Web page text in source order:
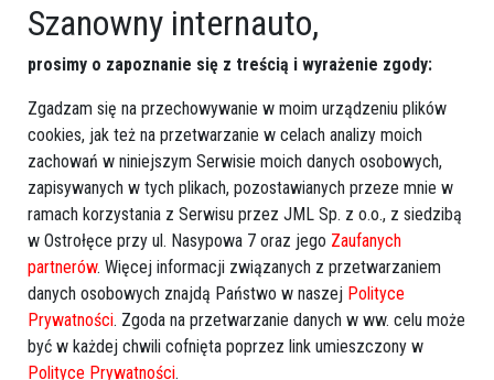
prośbę jednego z pracowników ustalonej agencji ochrony
wskazuje rzeczniczka ostrołęckiej prokuratury.
poważne konsekwencje.
Trwa śledztwo. Przesłuchiwani są
uczestnicy imprezy
Wobec podejrzanego Adama B. zastosowano wolnościowe
środki zapobiegawcze - dozór policji (obowiązek stawienia
się raz w tygodniu w jednostce policji), zakaz opuszczania
miejsca zamieszkania - informowanie o zamierzonym
opuszczeniu lub zmianie miejsca zamieszkania oraz zakaz
Szanowny internauto,
prosimy o zapoznanie się z treścią i wyrażenie zgody:
Zgadzam się na przechowywanie w moim urządzeniu plików
cookies, jak też na przetwarzanie w celach analizy moich
zachowań w niniejszym Serwisie moich danych osobowych,
zapisywanych w tych plikach, pozostawianych przeze mnie w
ramach korzystania z Serwisu przez JML Sp. z o.o., z siedzibą
w Ostrołęce przy ul. Nasypowa 7 oraz jego Zaufanych
partnerów. Więcej informacji związanych z przetwarzaniem
danych osobowych znajdą Państwo w naszej Polityce
Prywatności. Zgoda na przetwarzanie danych w ww. celu może
być w każdej chwili cofnięta poprzez link umieszczony w
Polityce Prywatności.